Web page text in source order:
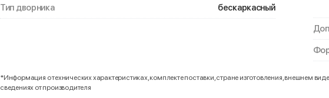
Тип дворника бескаркасный
*Информация о технических характеристиках, комплекте поставки, стране изготовления, внешнем
сведениях от производителя